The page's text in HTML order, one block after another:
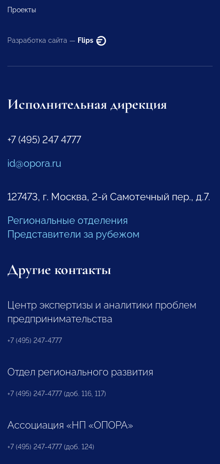
Проекты
Разработка сайта — Flips
Исполнительная дирекция
+7 (495) 247 4777
id@opora.ru
127473, г. Москва, 2-й Самотечный пер., д.7.
Региональные отделения
Представители за рубежом
Другие контакты
Центр экспертизы и аналитики проблем
предпринимательства
+7 (495) 247-4777
Отдел регионального развития
+7 (495) 247-4777 (доб. 116, 117)
Ассоциация «НП «ОПОРА»
+7 (495) 247-4777 (доб. 124)